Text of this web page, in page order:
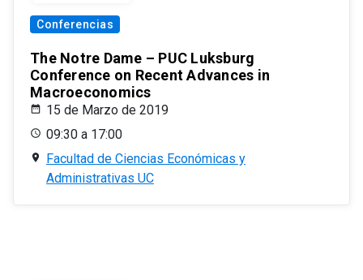
Conferencias
The Notre Dame – PUC Luksburg
Conference on Recent Advances in
Macroeconomics
15 de Marzo de 2019
09:30 a 17:00
Facultad de Ciencias Económicas y
Administrativas UC